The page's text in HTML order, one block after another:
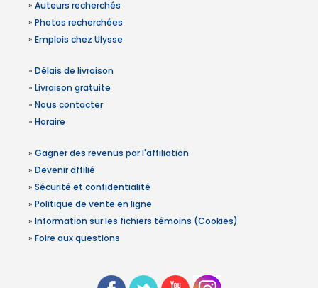
» Auteurs recherchés
» Photos recherchées
» Emplois chez Ulysse
» Délais de livraison
» Livraison gratuite
» Nous contacter
» Horaire
» Gagner des revenus par l'affiliation
» Devenir affilié
» Sécurité et confidentialité
» Politique de vente en ligne
» Information sur les fichiers témoins (Cookies)
» Foire aux questions